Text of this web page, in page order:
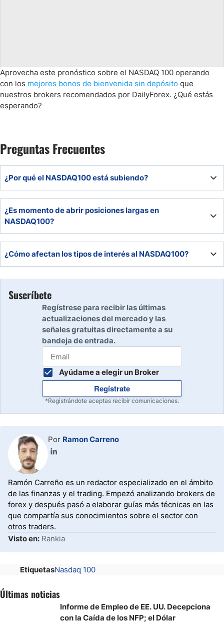
Aprovecha este pronóstico sobre el NASDAQ 100 operando
con los mejores bonos de bienvenida sin depósito que
nuestros brokers recomendados por DailyForex. ¿Qué estás
esperando?
Preguntas Frecuentes
¿Por qué el NASDAQ100 está subiendo?
tecnológicas, como Seagate y ASML, que impulsan la
presión compradora.
¿Es momento de abrir posiciones largas en
NASDAQ100?
histórico en 26.399$ antes de abrir nuevas posiciones
alcistas.
¿Cómo afectan los tipos de interés al NASDAQ100?
La Fed mantiene los tipos estables; bajos recortes futuros
pueden limitar subidas, mientras que datos positivos de
EE. UU. apoyan la tendencia bullish.
Suscríbete
Regístrese para recibir las últimas
actualizaciones del mercado y las
señales gratuitas directamente a su
bandeja de entrada.
Ayúdame a elegir un Broker
Regístrate
*Registrándote aceptas recibir comunicaciones.
Por Ramon Carreno
Ramón Carreño es un redactor especializado en el ámbito
de las finanzas y el trading. Empezó analizando brokers de
forex y después pasó a elaborar guías más técnicas en las
que compartía sus conocimientos sobre el sector con
otros traders.
Visto en: Rankia
EtiquetasNasdaq 100
Últimas noticias
Informe de Empleo de EE. UU. Decepciona
con la Caída de los NFP; el Dólar